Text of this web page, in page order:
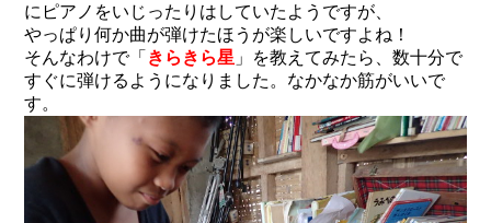
にピアノをいじったりはしていたようですが、
やっぱり何か曲が弾けたほうが楽しいですよね！
そんなわけで「 きらきら星 」を教えてみたら、数十分で
すぐに弾けるようになりました。なかなか筋がいいで
す。